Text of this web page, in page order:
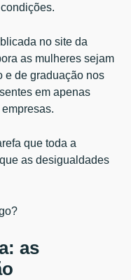
no site da
as mulheres sejam
e de graduação nos
em apenas
que toda a
as desigualdades
as